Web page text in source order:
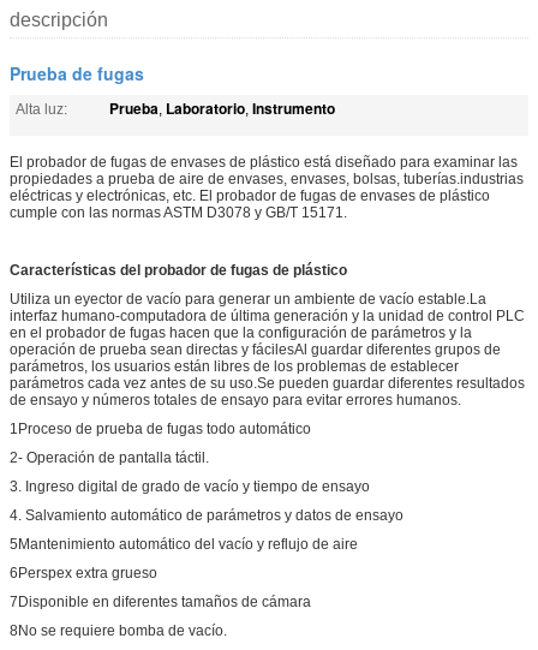
descripción
Prueba de fugas
Alta luz: Prueba, Laboratorio, Instrumento
El probador de fugas de envases de plástico está diseñado para examinar las
propiedades a prueba de aire de envases, envases, bolsas, tuberías.industrias
eléctricas y electrónicas, etc. El probador de fugas de envases de plástico
cumple con las normas ASTM D3078 y GB/T 15171.
Características del probador de fugas de plástico
Utiliza un eyector de vacío para generar un ambiente de vacío estable.La
interfaz humano-computadora de última generación y la unidad de control PLC
en el probador de fugas hacen que la configuración de parámetros y la
operación de prueba sean directas y fácilesAl guardar diferentes grupos de
parámetros, los usuarios están libres de los problemas de establecer
parámetros cada vez antes de su uso.Se pueden guardar diferentes resultados
de ensayo y números totales de ensayo para evitar errores humanos.
1Proceso de prueba de fugas todo automático
2- Operación de pantalla táctil.
3. Ingreso digital de grado de vacío y tiempo de ensayo
4. Salvamiento automático de parámetros y datos de ensayo
5Mantenimiento automático del vacío y reflujo de aire
6Perspex extra grueso
7Disponible en diferentes tamaños de cámara
8No se requiere bomba de vacío.